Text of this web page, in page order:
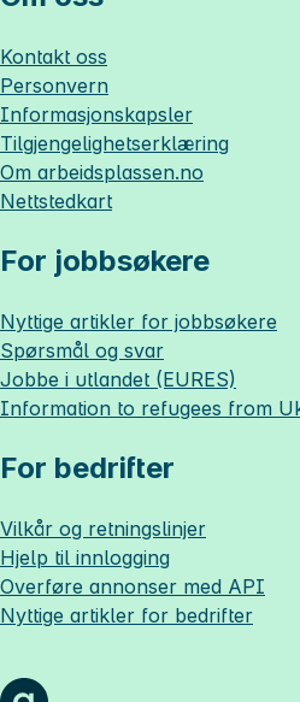
Kontakt oss
Personvern
Informasjonskapsler
Tilgjengelighetserklæring
Om arbeidsplassen.no
Nettstedkart
For jobbsøkere
Nyttige artikler for jobbsøkere
Spørsmål og svar
Jobbe i utlandet (EURES)
Information to refugees from
For bedrifter
Vilkår og retningslinjer
Hjelp til innlogging
Overføre annonser med API
Nyttige artikler for bedrifter